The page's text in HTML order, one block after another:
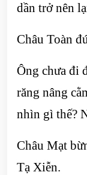
dần trở nên
Châu Toàn
Ông chưa đi
răng nâng
nhìn gì thế?
Châu Mạt
Tạ Xiễn.